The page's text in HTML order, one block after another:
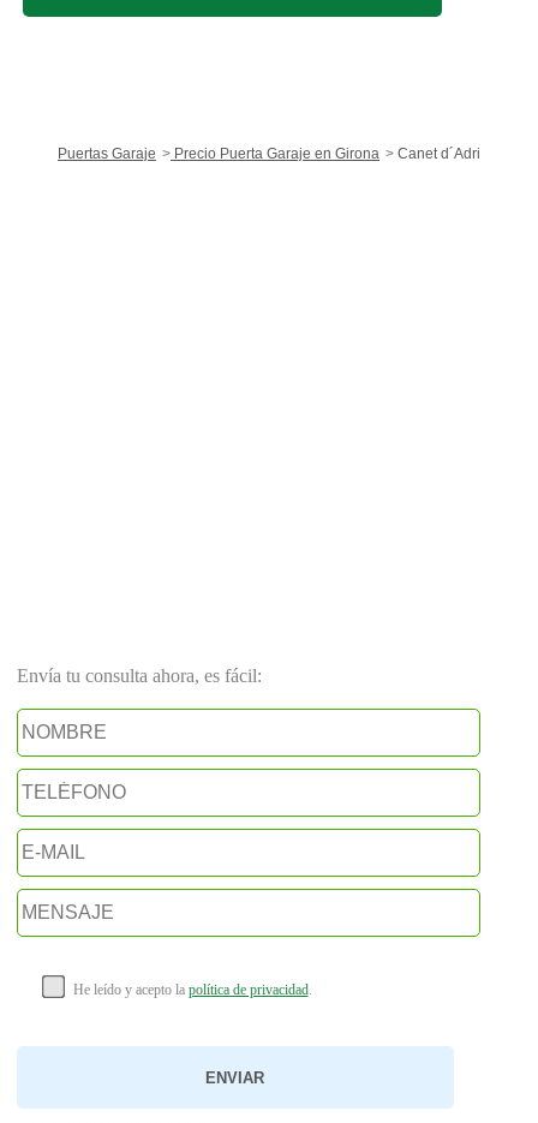
Puertas Garaje Precio Puerta Garaje en Girona Canet d´Adri
Envía tu consulta ahora, es fácil:
He leído y acepto la política de privacidad.